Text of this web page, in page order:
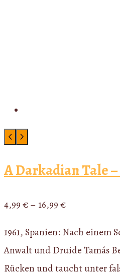
A Darkadian Tale
4,99€– 16,99€
1961, Spanien: Nach einem
Anwalt und Druide Tamás
Rücken und taucht unter